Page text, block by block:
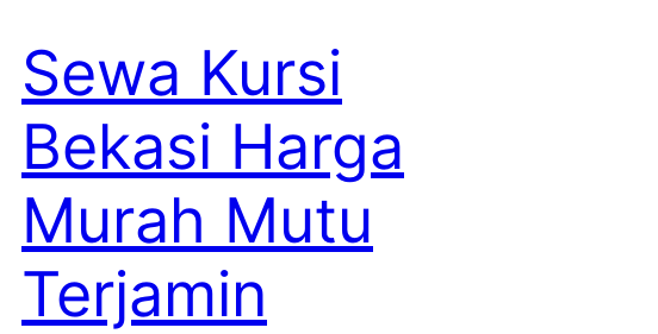
Sewa Kursi
Bekasi Harga
Murah Mutu
Terjamin